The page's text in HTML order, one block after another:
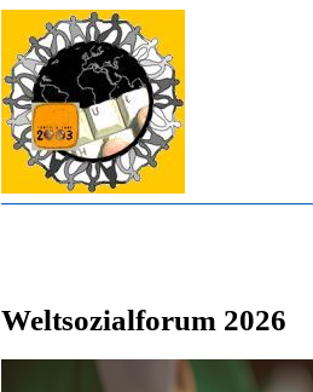
Weltsozialforum 2026